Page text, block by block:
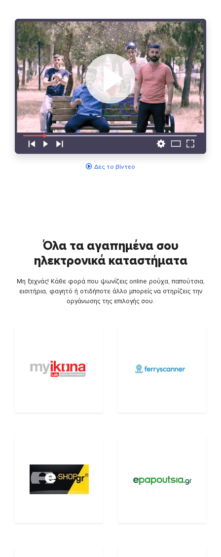
Δες το βίντεο
Όλα τα αγαπημένα σου
ηλεκτρονικά καταστήματα
Μη ξεχνάς! Κάθε φορά που ψωνίζεις online ρούχα, παπούτσια,
εισιτήρια, φαγητό ή οτιδήποτε άλλο μπορείς να στηρίζεις την
οργάνωσης της επιλογής σου.